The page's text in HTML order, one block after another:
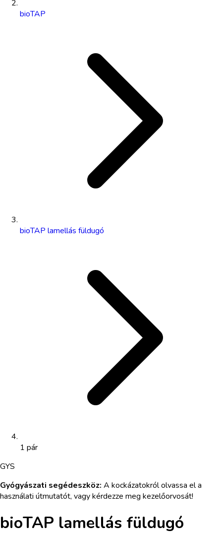
bioTAP
bioTAP lamellás füldugó
1 pár
GYS
Gyógyászati segédeszköz: A kockázatokról olvassa el a
használati útmutatót, vagy kérdezze meg kezelőorvosát!
bioTAP lamellás füldugó